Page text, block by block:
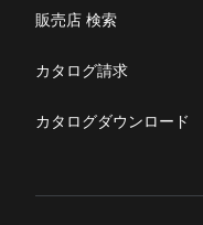
特定整備(自動車一覧表）
ふそうライフ
FUSOマガジン
販売店 検索
カタログ請求
カタログダウンロード